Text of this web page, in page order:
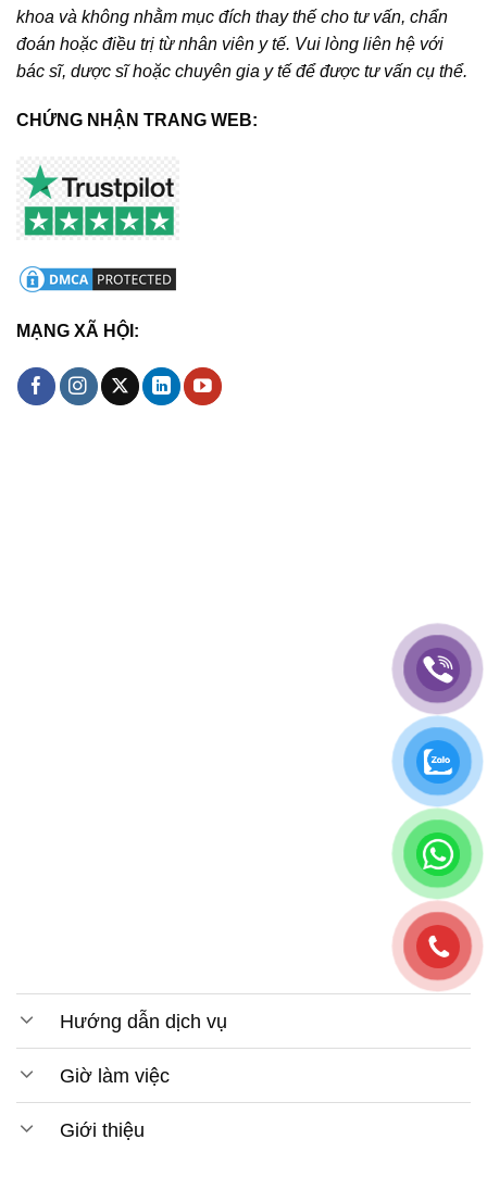
khoa và không nhằm mục đích thay thế cho tư vấn, chẩn
đoán hoặc điều trị từ nhân viên y tế. Vui lòng liên hệ với
bác sĩ, dược sĩ hoặc chuyên gia y tế để được tư vấn cụ thể.
CHỨNG NHẬN TRANG WEB:
MẠNG XÃ HỘI:
Hướng dẫn dịch vụ
Giờ làm việc
Giới thiệu